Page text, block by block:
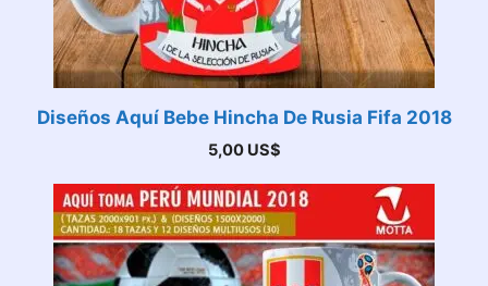
Diseños Aquí Bebe Hincha De Rusia Fifa 2018
5,00 US$